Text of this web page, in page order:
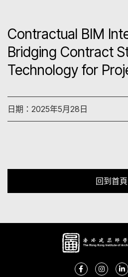
Contractual BIM
Bridging Contract
Technology for
日期：2025年5月28日
回到首頁